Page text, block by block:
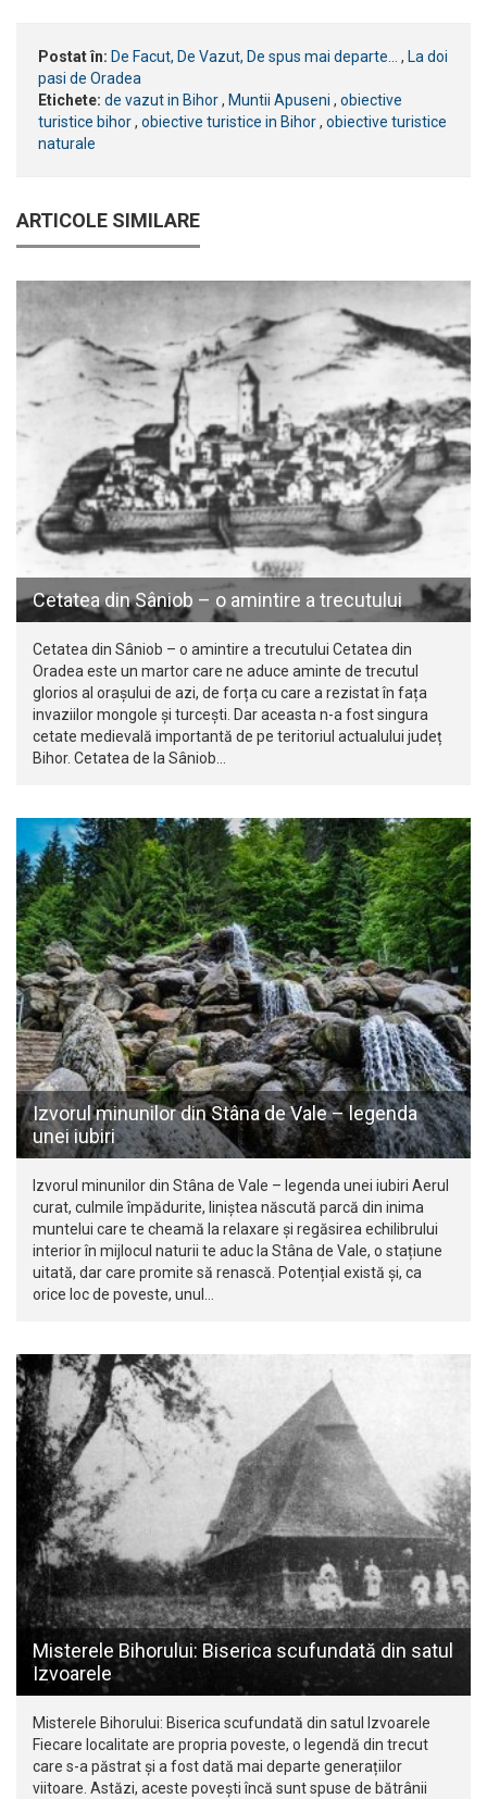
Postat în: De Facut, De Vazut, De spus mai departe... , La doi
pasi de Oradea
Etichete: de vazut in Bihor, Muntii Apuseni , obiective
turistice bihor, obiective turistice in Bihor, obiective turistice
naturale
ARTICOLE SIMILARE
Cetatea din Sâniob – o amintire a trecutului
Cetatea din Sâniob – o amintire a trecutului Cetatea din
Oradea este un martor care ne aduce aminte de trecutul
glorios al orașului de azi, de forța cu care a rezistat în fața
invaziilor mongole și turcești. Dar aceasta n-a fost singura
cetate medievală importantă de pe teritoriul actualului județ
Bihor. Cetatea de la Sâniob…
Izvorul minunilor din Stâna de Vale – legenda
unei iubiri
Izvorul minunilor din Stâna de Vale – legenda unei iubiri Aerul
curat, culmile împădurite, liniștea născută parcă din inima
muntelui care te cheamă la relaxare și regăsirea echilibrului
interior în mijlocul naturii te aduc la Stâna de Vale, o stațiune
uitată, dar care promite să renască. Potențial există și, ca
orice loc de poveste, unul…
Misterele Bihorului: Biserica scufundată din satul
Izvoarele
Misterele Bihorului: Biserica scufundată din satul Izvoarele
Fiecare localitate are propria poveste, o legendă din trecut
care s-a păstrat și a fost dată mai departe generațiilor
viitoare. Astăzi, aceste povești încă sunt spuse de bătrânii